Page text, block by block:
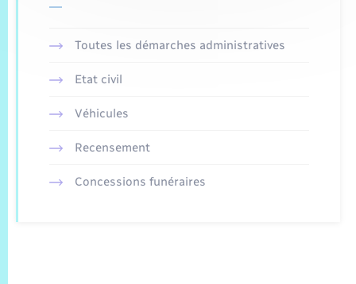
Toutes les démarches administratives
Etat civil
Véhicules
Recensement
Concessions funéraires